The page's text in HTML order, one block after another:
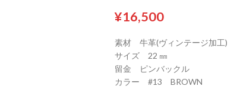
¥16,500
素材 牛革(ヴィンテージ加工)
サイズ 22 ㎜
留金 ピンバックル
カラー #13 BROWN